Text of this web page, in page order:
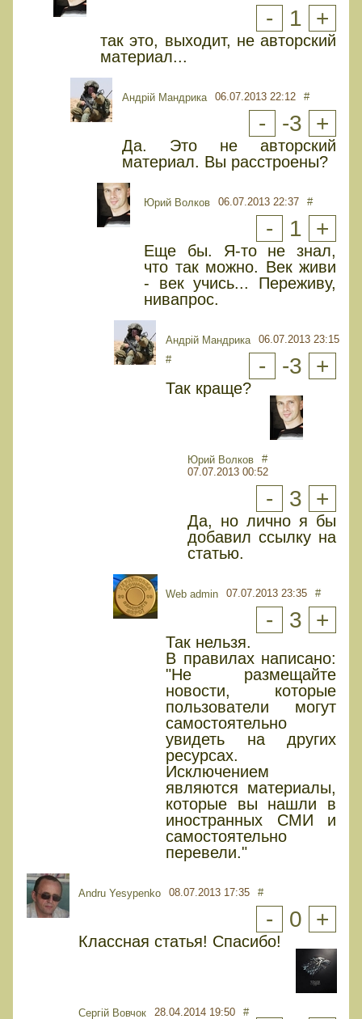
- 1 +
так это, выходит, не авторский
материал...
Андрій Мандрика 06.07.2013 22:12 #
- -3 +
Да. Это не авторский
материал. Вы расстроены?
Юрий Волков 06.07.2013 22:37 #
- 1 +
Еще бы. Я-то не знал,
что так можно. Век живи
- век учись... Переживу,
нивапрос.
Андрій Мандрика
06.07.2013 23:15
#
- -3 +
Так краще?
Юрий Волков
07.07.2013 00:52
#
- 3 +
Да, но лично я бы
добавил ссылку на
статью.
Web admin 07.07.2013 23:35 #
- 3 +
Так нельзя.
В правилах написано:
"Не размещайте
новости, которые
пользователи могут
самостоятельно
увидеть на других
ресурсах.
Исключением
являются материалы,
которые вы нашли в
иностранных СМИ и
самостоятельно
перевели."
Andru Yesypenko 08.07.2013 17:35 #
- 0 +
Классная статья! Спасибо!
Сергій Вовчок 28.04.2014 19:50 #